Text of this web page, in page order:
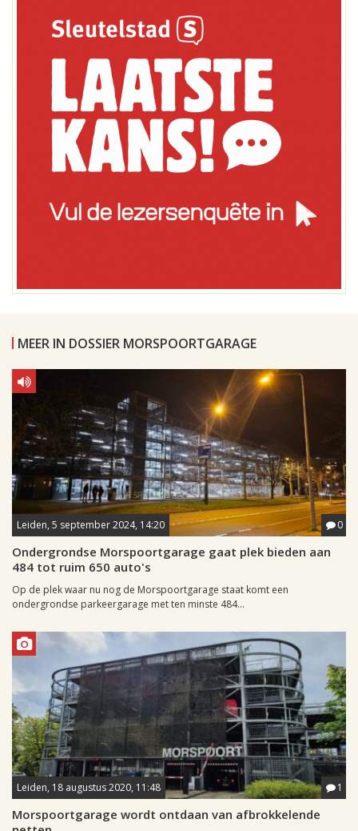
MEER IN DOSSIER MORSPOORTGARAGE
Leiden, 5 september 2024, 14:20 0
Ondergrondse Morspoortgarage gaat plek bieden aan
484 tot ruim 650 auto's
Op de plek waar nu nog de Morspoortgarage staat komt een
ondergrondse parkeergarage met ten minste 484...
Leiden, 18 augustus 2020, 11:48 1
Morspoortgarage wordt ontdaan van afbrokkelende